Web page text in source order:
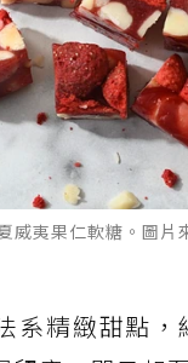
威夷果仁軟糖。圖片
系精緻甜點，